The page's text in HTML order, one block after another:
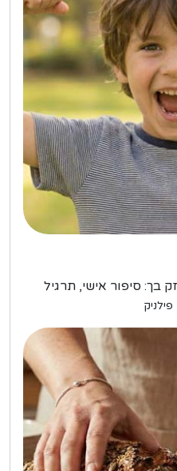
בך: סיפור אישי, תרגיל